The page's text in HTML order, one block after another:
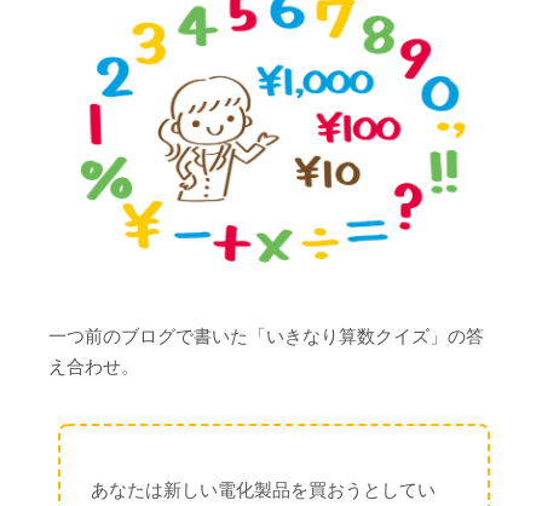
一つ前のブログで書いた「いきなり算数クイズ」の答
え合わせ。
あなたは新しい電化製品を買おうとしてい